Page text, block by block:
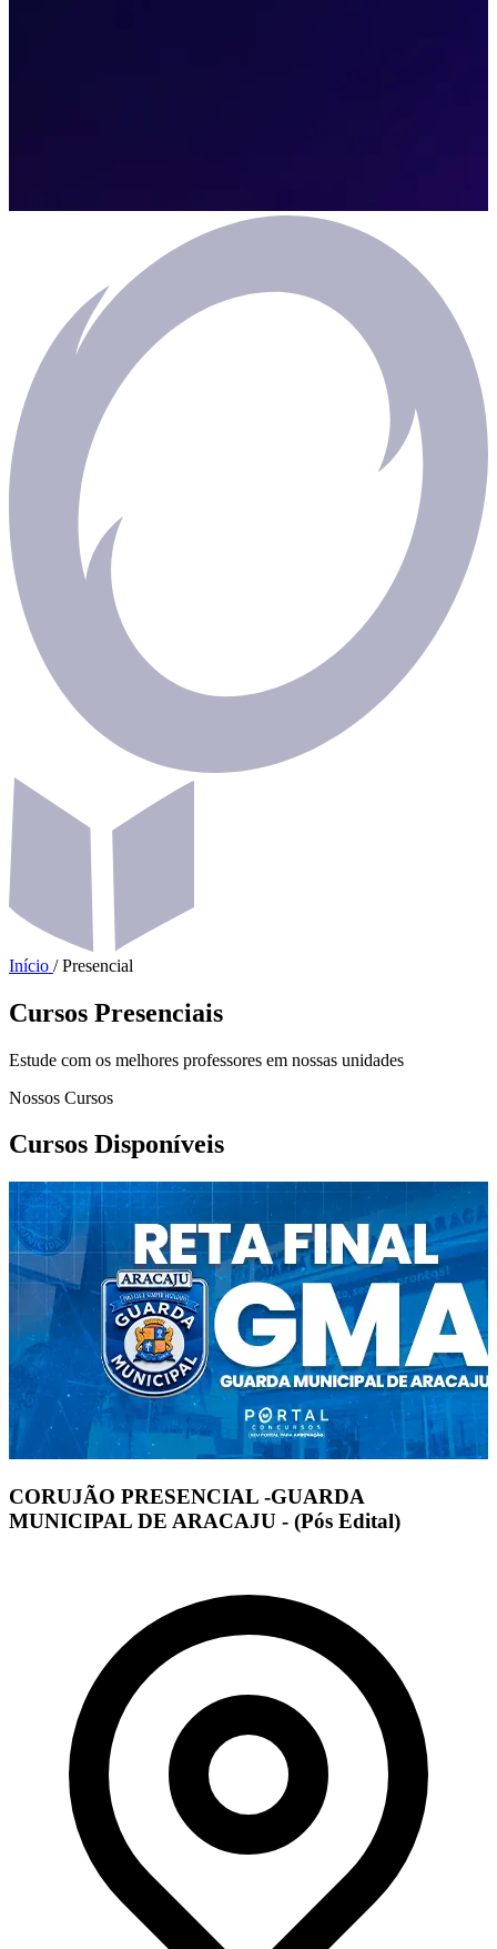
Início / Presencial
Cursos Presenciais
Estude com os melhores professores em nossas unidades
Nossos Cursos
Cursos Disponíveis
CORUJÃO PRESENCIAL -GUARDA
MUNICIPAL DE ARACAJU - (Pós Edital)